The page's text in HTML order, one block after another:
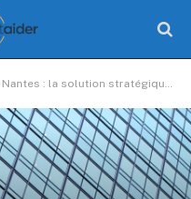
pour les travailleurs indépendants et PME